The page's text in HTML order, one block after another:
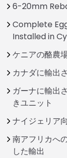
6-20mm
Complete
Installed in
ケニアの酪農
カナダに輸出
ガーナに輸出
きユニット
ナイジェリア
南アフリカへ
した輸出